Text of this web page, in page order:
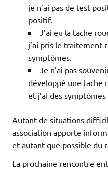
je n’ai pas de test
positif.
J’ai eu la tache
j’ai pris le traitement
symptômes.
Je n’ai pas
développé une tache
et j’ai des
Autant de situations
association apporte
et autant que possible du
La prochaine rencontre